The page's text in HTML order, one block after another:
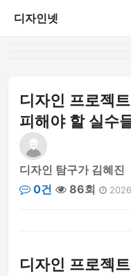
디자인넷
디자인 프로젝
피해야 할 실수
디자인 탐구가 김혜진
0건
86회
디자인 프로젝